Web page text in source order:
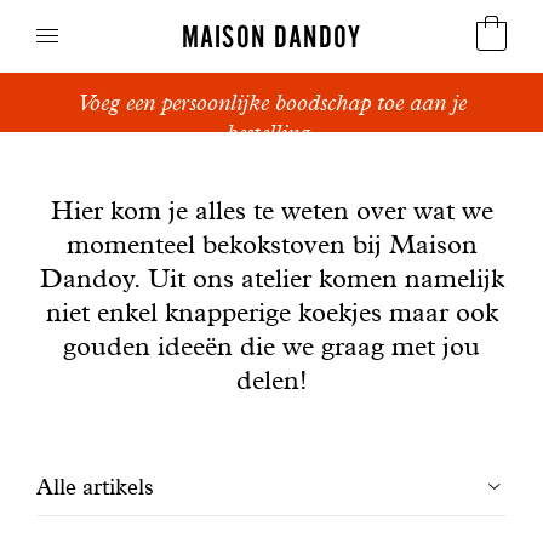
MAISON DANDOY
Speculoos
Suikerbrood en peperkoek
Cakes
Snoepgoed
Voeg een persoonlijke boodschap toe aan je
bestelling.
Hier kom je alles te weten over wat we
momenteel bekokstoven bij Maison
Dandoy. Uit ons atelier komen namelijk
niet enkel knapperige koekjes maar ook
gouden ideeën die we graag met jou
delen!
Filtrer
Alle artikels